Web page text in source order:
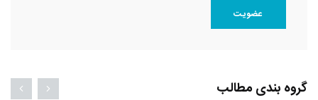
عضویت
گروه بندی مطالب